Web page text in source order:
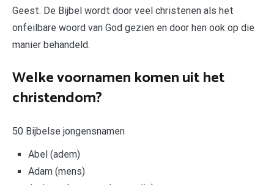
Geest. De Bijbel wordt door veel christenen als het
onfeilbare woord van God gezien en door hen ook op die
manier behandeld.
Welke voornamen komen uit het
christendom?
50 Bijbelse jongensnamen
Abel (adem)
Adam (mens)